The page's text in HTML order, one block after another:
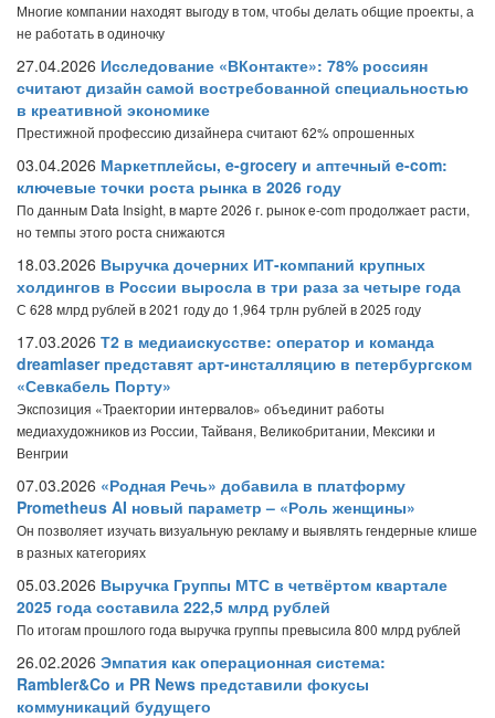
Многие компании находят выгоду в том, чтобы делать общие проекты, а
не работать в одиночку
27.04.2026 Исследование «ВКонтакте»: 78% россиян
считают дизайн самой востребованной специальностью
в креативной экономике
Престижной профессию дизайнера считают 62% опрошенных
03.04.2026 Маркетплейсы, e-grocery и аптечный e-com:
ключевые точки роста рынка в 2026 году
По данным Data Insight, в марте 2026 г. рынок e-com продолжает расти,
но темпы этого роста снижаются
18.03.2026 Выручка дочерних ИТ-компаний крупных
холдингов в России выросла в три раза за четыре года
С 628 млрд рублей в 2021 году до 1,964 трлн рублей в 2025 году
17.03.2026 Т2 в медиаискусстве: оператор и команда
dreamlaser представят арт-инсталляцию в петербургском
«Севкабель Порту»
Экспозиция «Траектории интервалов» объединит работы
медиахудожников из России, Тайваня, Великобритании, Мексики и
Венгрии
07.03.2026 «Родная Речь» добавила в платформу
Prometheus AI новый параметр – «Роль женщины»
Он позволяет изучать визуальную рекламу и выявлять гендерные клише
в разных категориях
05.03.2026 Выручка Группы МТС в четвёртом квартале
2025 года составила 222,5 млрд рублей
По итогам прошлого года выручка группы превысила 800 млрд рублей
26.02.2026 Эмпатия как операционная система:
Rambler&Co и PR News представили фокусы
коммуникаций будущего